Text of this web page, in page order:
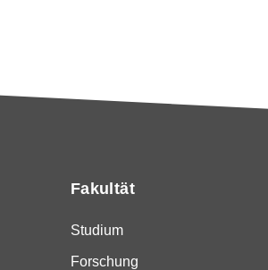
Fakultät
Studium
Forschung